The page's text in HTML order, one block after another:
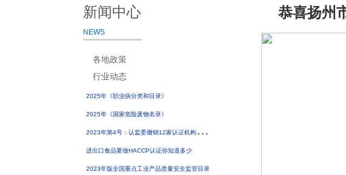
新闻中心
NEWS
各地政策
行业动态
2025年《职业病分类和目录》
2025年《国家危险废物名录》
2
023年第4号：认监委撤销12家认证机构《认证机构批准书》
进出口食品要做HACCP认证你知道多少
2023年版全国重点工业产品质量安全监管目录
恭喜扬州